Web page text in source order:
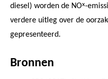
diesel) worden de NOx-
verdere uitleg over de
gepresenteerd.
Bronnen